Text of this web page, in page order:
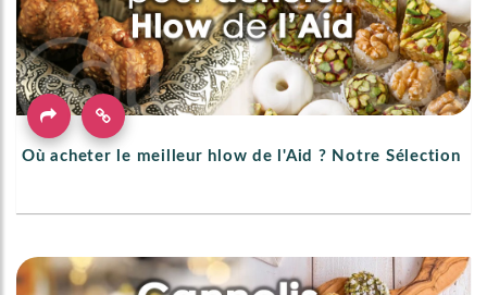
Où acheter le meilleur hlow de l'Aid ? Notre Sélection